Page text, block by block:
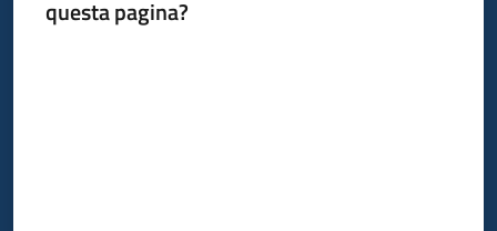
questa pagina?